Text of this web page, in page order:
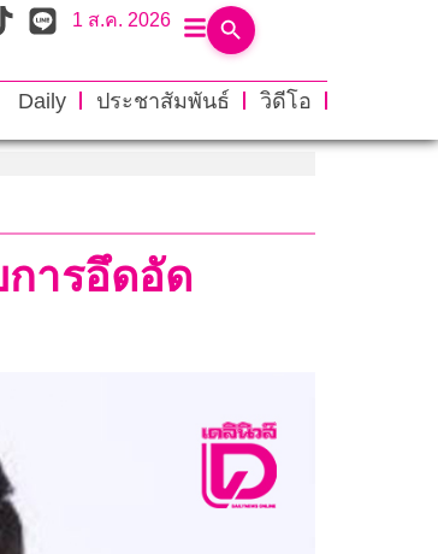
1 ส.ค. 2026
Daily ประชาสัมพันธ์
วิดีโอ
การอึดอัด